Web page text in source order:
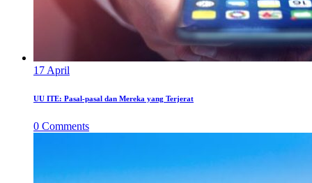
17 April
UU ITE: Pasal-pasal dan Mereka yang Terjerat
0 Comments